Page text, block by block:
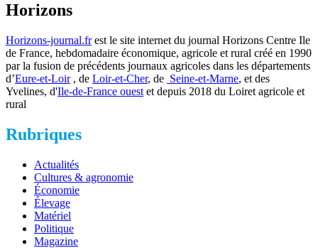
Horizons
Horizons-journal.frest le site internet du journal Horizons Centre Ile
de France, hebdomadaire économique, agricole et rural créé en 1990
par la fusion de précédents journaux agricoles dans les départements
d’Eure-et-Loir, de Loir-et-Cher, de Seine-et-Marne, et des
Yvelines, d'Ile-de-France ouest et depuis 2018 du Loiret agricole et
rural
Rubriques
Actualités
Cultures & agronomie
Économie
Élevage
Matériel
Politique
Magazine